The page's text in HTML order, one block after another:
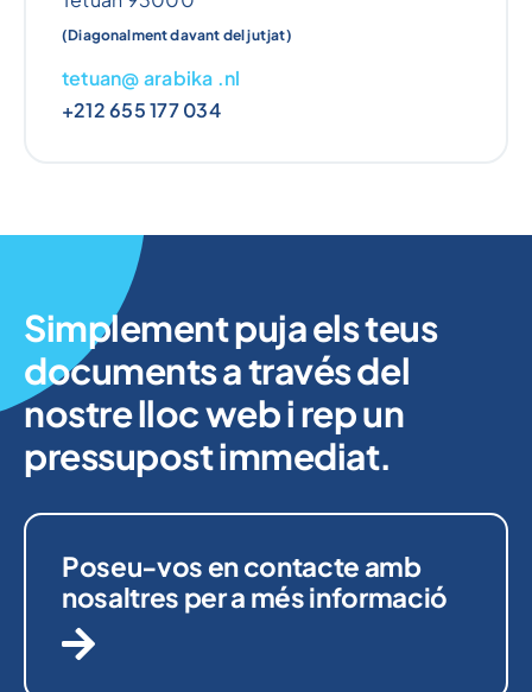
(Diagonalment davant del jutjat)
tetuan@ arabika .nl
+212 655 177 034
Simplement puja els teus
documents a través del
nostre lloc web i rep un
pressupost immediat.
Poseu-vos en contacte amb
nosaltres per a més informació